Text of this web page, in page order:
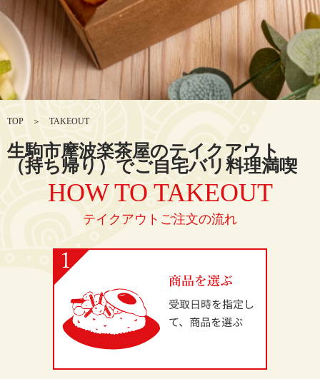
TOP ＞ TAKEOUT
生駒市摩波楽茶屋のテイクアウト
（持ち帰り）でご自宅バリ料理満喫
HOW TO TAKEOUT
テイクアウトご注文の流れ